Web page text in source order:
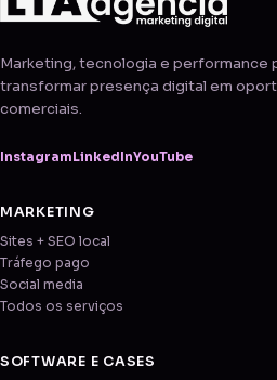
Marketing, tecnologia e performance
transformar presença digital em
comerciais.
Instagram LinkedInYouTube
MARKETING
Sites + SEO local
Tráfego pago
Social media
Todos os serviços
SOFTWARE E CASES